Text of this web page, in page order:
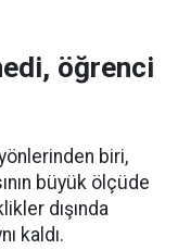
öğrenci
biri,
büyük ölçüde
dışında
kaldı.